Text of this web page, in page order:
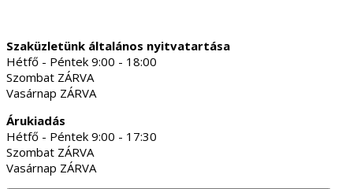
Szaküzletünk általános nyitvatartása
Hétfő - Péntek 9:00 - 18:00
Szombat ZÁRVA
Vasárnap ZÁRVA
Árukiadás
Hétfő - Péntek 9:00 - 17:30
Szombat ZÁRVA
Vasárnap ZÁRVA